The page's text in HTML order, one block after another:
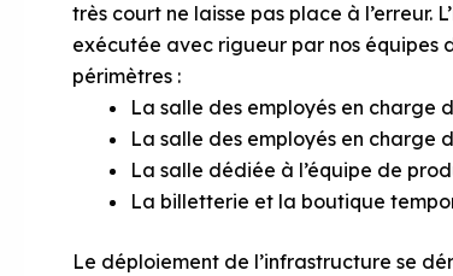
très court ne laisse pas place à l’erreur.
exécutée avec rigueur par nos équipes
périmètres :
La salle des employés en charge
La salle des employés en charge
La salle dédiée à l’équipe de
La billetterie et la boutique
Le déploiement de l’infrastructure se